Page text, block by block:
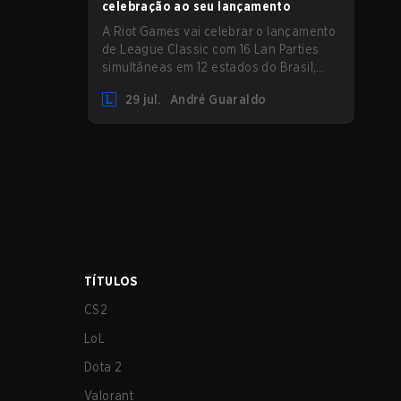
celebração ao seu lançamento
A Riot Games vai celebrar o lançamento
de League Classic com 16 Lan Parties
simultâneas em 12 estados do Brasil,
presenciais nos dias 01 e 02 de agosto.
29 jul. André Guaraldo
TÍTULOS
CS2
LoL
Dota 2
Valorant